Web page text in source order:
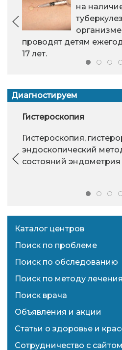
на
проводят детям
17 лет.
Диагностируем
Гистероскопия
Гистероскопия,
эндоскопический
состояний эндометрия
Каталог центров
Поиск по проблеме
Поиск по обследованию
Поиск по методу лечения
Поиск врача
Объявления и акции
Статьи о здоровье и
Сотрудничество с сайтом